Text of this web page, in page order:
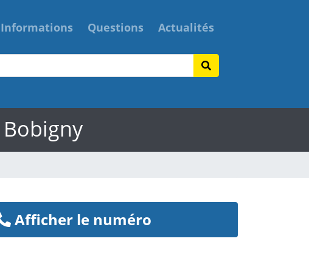
Informations Questions Actualités
Afficher le numéro